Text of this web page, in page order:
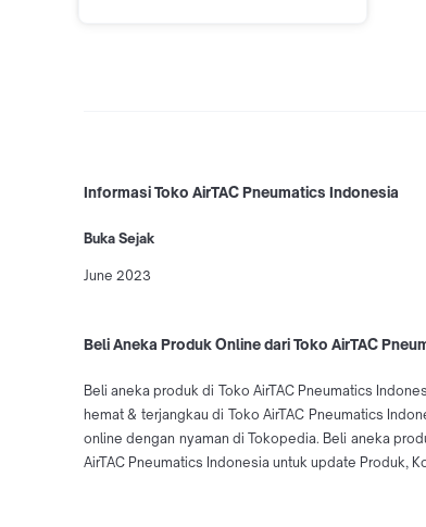
Informasi Toko AirTAC Pneumatics Indonesia
Buka Sejak
June 2023
Beli Aneka Produk Online dari Toko AirTAC
Beli aneka produk di Toko AirTAC Pneumatics
hemat & terjangkau di Toko AirTAC Pneumatics
online dengan nyaman di Tokopedia. Beli aneka
AirTAC Pneumatics Indonesia untuk update Produk,